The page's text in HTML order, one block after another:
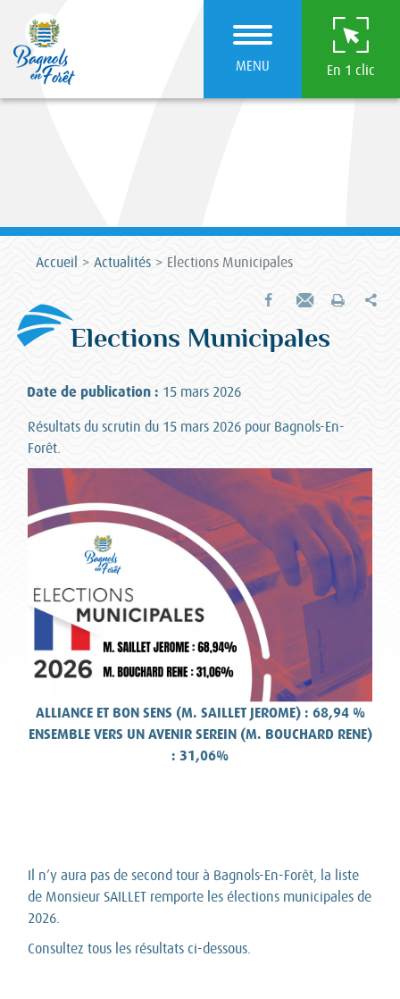
MENU En 1 clic
Accueil Actualités Elections Municipales
Partager sur Facebook
Envoyer par e-mail
Imprimer
Elections Municipales
Date de publication : 15 mars 2026
Résultats du scrutin du 15 mars 2026 pour Bagnols-En-
Forêt.
ALLIANCE ET BON SENS (M. SAILLET JEROME) : 68,94 %
ENSEMBLE VERS UN AVENIR SEREIN (M. BOUCHARD RENE)
: 31,06%
Il n’y aura pas de second tour à Bagnols-En-Forêt, la liste
de Monsieur SAILLET remporte les élections municipales de
2026.
Consultez tous les résultats ci-dessous.